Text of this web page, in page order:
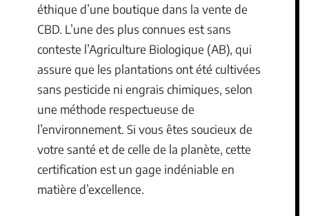
éthique d’une boutique dans la vente de
CBD. L’une des plus connues est sans
conteste l’Agriculture Biologique (AB), qui
assure que les plantations ont été cultivées
sans pesticide ni engrais chimiques, selon
une méthode respectueuse de
l’environnement. Si vous êtes soucieux de
votre santé et de celle de la planète, cette
certification est un gage indéniable en
matière d’excellence.